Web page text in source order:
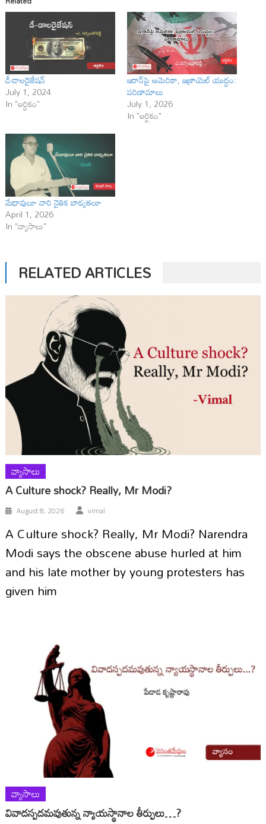
డీ-డాలరైజేషన్
July 1, 2024
In "ఆర్ధికం"
ఇరాన్‌పై అమెరికా, ఇజ్రాయెల్ యుద్ధం:
పరిణామాలు
July 1, 2026
In "ఆర్థికం"
మేధావులూ వారి నైతిక బాధ్యతలూ
April 1, 2026
In "వ్యాసాలు"
RELATED ARTICLES
వ్యాసాలు
A Culture shock? Really, Mr Modi?
August 8, 2026 vimal
A Culture shock? Really, Mr Modi? Narendra
Modi says the obscene abuse hurled at him
and his late mother by young protesters has
given him
వ్యాసాలు
వివాదస్పదమవుతున్న న్యాయస్థానాల తీర్పులు…?